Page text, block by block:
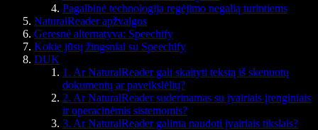
Pagalbinė technologija regėjimo negalią turintiems
NaturalReader apžvalgos
Geresnė alternatyva: Speechify
Kokie jūsų žingsniai su Speechify
DUK
1. Ar NaturalReader gali skaityti tekstą iš skenuotų
dokumentų ar paveikslėlių?
2. Ar NaturalReader suderinamas su įvairiais įrenginiais
ir operacinėmis sistemomis?
3. Ar NaturalReader galima naudoti įvairiais tikslais?